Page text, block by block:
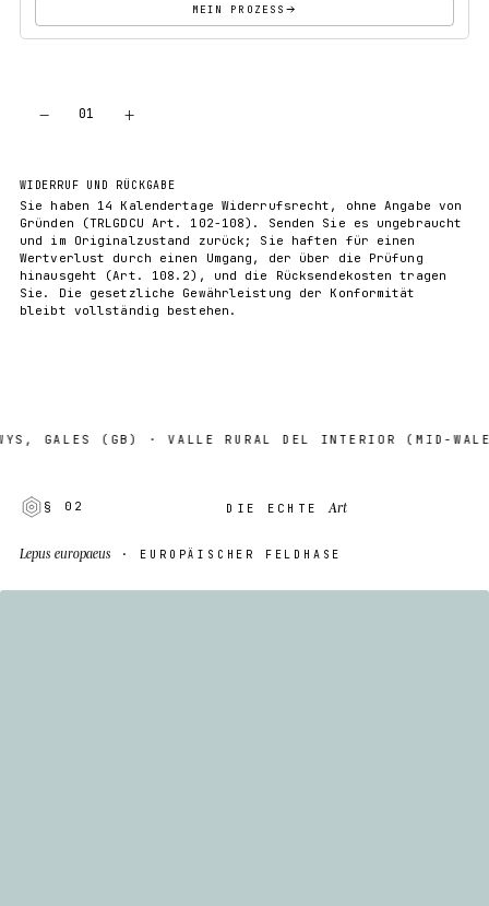
MEIN PROZESS
− 01 +
WIDERRUF UND RÜCKGABE
Sie haben 14 Kalendertage Widerrufsrecht, ohne Angabe von
Gründen (TRLGDCU Art. 102-108). Senden Sie es ungebraucht
und im Originalzustand zurück; Sie haften für einen
Wertverlust durch einen Umgang, der über die Prüfung
hinausgeht (Art. 108.2), und die Rücksendekosten tragen
Sie. Die gesetzliche Gewährleistung der Konformität
bleibt vollständig bestehen.
(GB) · VALLE RURAL DEL INTERIOR (MID-WALES)
§ 02 DIE ECHTEArt
Lepus europaeus · EUROPÄISCHER FELDHASE